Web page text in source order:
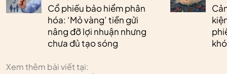
Cổ phiếu bảo hiểm phân
hóa: ‘Mỏ vàng’ tiền gửi
nâng đỡ lợi nhuận nhưng
chưa đủ tạo sóng
Xem thêm bài viết tại: